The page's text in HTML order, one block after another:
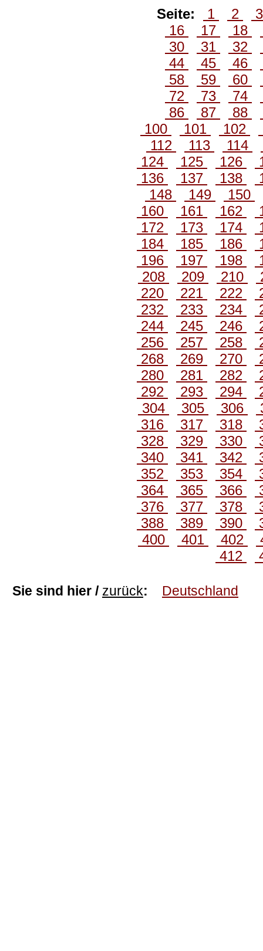
Seite: 1 2
16
17 18
30
31 32
44
45 46
58
59 60
72
73 74
86
87 88
100
101 102
112
113 114
124
125 126
136
137 138
148
149
150
160
161 162
172
173 174
184
185 186
196
197 198
208
209 210
220
221 222
232
233 234
244
245 246
256
257 258
268
269 270
280
281 282
292
293 294
304
305 306
316
317 318
328
329 330
340
341 342
352
353 354
364
365 366
376
377 378
388
389 390
400
401 402
412
Sie sind hier / zurück: Deutschland